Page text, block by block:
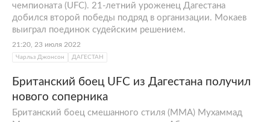
чемпионата (UFC). 21-летний уроженец Дагестана
добился второй победы подряд в организации. Мокаев
выиграл поединок судейским решением.
21:20, 23 июля 2022
Чарльз Джонсон ДАГЕСТАН
Британский боец UFC из Дагестана получил
нового соперника
Британский боец смешанного стиля (MMA) Мухаммад